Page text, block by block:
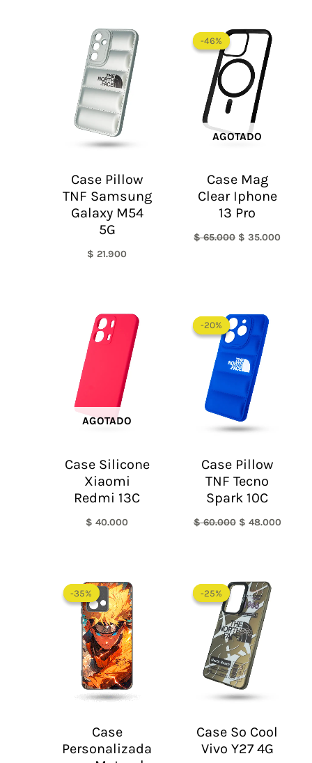
Case Pillow
TNF Samsung
Galaxy M54
5G
$ 21.900
-46%
AGOTADO
-46%
Case Mag
Clear Iphone
13 Pro
$65.000
precio
original
era:
$ 65.000.
$ 35.000
AGOTADO
Case Silicone
Xiaomi
Redmi 13C
$ 40.000
-20%
-20%
Case Pillow
TNF Tecno
Spark 10C
$60.000
precio
original
era:
$ 60.000.
$ 48.000
-35%
-35%
Case
Personalizada
-25%
-25%
Case So Cool
Vivo Y27 4G
precio
original
era:
$ 60.000.